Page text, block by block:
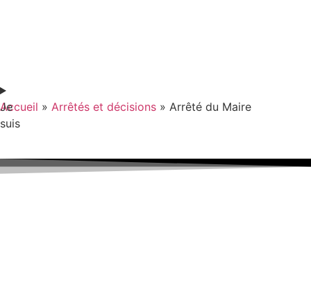
Je
suis
Accueil » Arrêtés et décisions » Arrêté du Maire